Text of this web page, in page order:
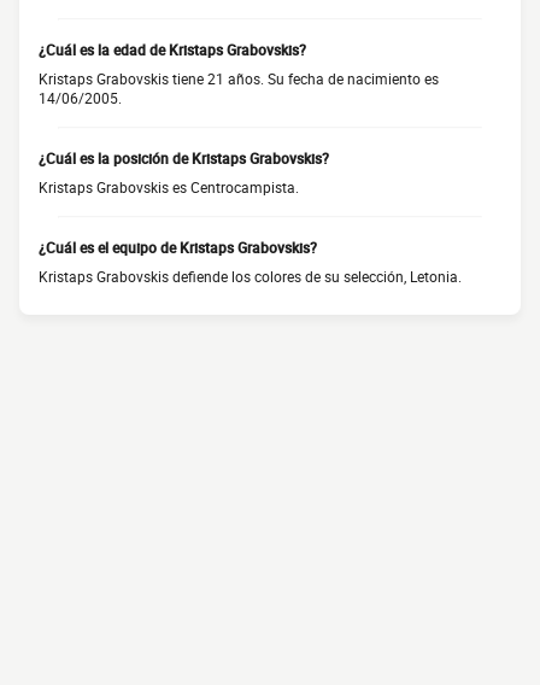
¿Cuál es la edad de Kristaps Grabovskis?
Kristaps Grabovskis tiene 21 años. Su fecha de nacimiento es
14/06/2005.
¿Cuál es la posición de Kristaps Grabovskis?
Kristaps Grabovskis es Centrocampista.
¿Cuál es el equipo de Kristaps Grabovskis?
Kristaps Grabovskis defiende los colores de su selección, Letonia.